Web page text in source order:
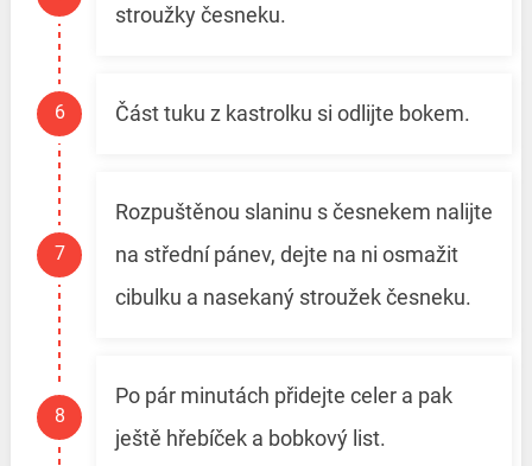
stroužky česneku.
Část tuku z kastrolku si odlijte bokem.
Rozpuštěnou slaninu s česnekem nalijte
na střední pánev, dejte na ni osmažit
cibulku a nasekaný stroužek česneku.
Po pár minutách přidejte celer a pak
ještě hřebíček a bobkový list.